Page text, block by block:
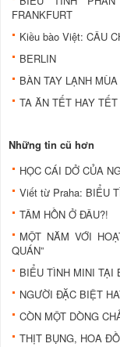
FRANKFURT
Kiều bào Việt: CÂU
BERLIN
BÀN TAY LẠNH
TA ĂN TẾT HAY
Những tin cũ hơn
HỌC CÁI DỞ CỦA
Viết từ Praha: BIỂU
TÂM HỒN Ở ĐÂU?!
MỘT NĂM VỚI
QUÁN”
BIỂU TÌNH MINI TẠI
NGƯỜI ĐẶC BIỆT
CÒN MỘT DÒNG
THỊT BỤNG, HOA